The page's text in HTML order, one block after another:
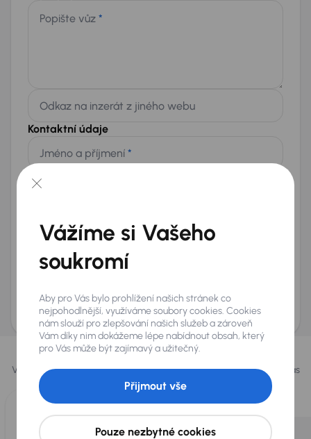
Popište vůz *
Odkaz na inzerát z jiného webu
Kontaktní údaje
Jméno a příjmení *
Přeji si dostávat informace o atraktivních slevových
nabídkách
AURES Holdings a.s., se sídlem Dopraváků 874/15, Čimice, 184 00 Praha 8 bude
uchovávat a zpracovávat vaše osobní údaje v souladu se zásadami ochrany a
zpracováníosobních údajů.
Vybrali jsme pro vás
Vybíráme pro vás tynejlepší vozyz naší nabídky. Každý den pro vás
vykoupíme až 400 vozů
Vážíme si Vašeho
soukromí
Aby pro Vás bylo prohlížení našich stránek co
nejpohodlnější, využíváme soubory cookies. Cookies
nám slouží pro zlepšování našich služeb a zároveň
Vám díky nim dokážeme lépe nabídnout obsah, který
pro Vás může být zajímavý a užitečný.
Pouze nezbytné cookies
Přijmout vše